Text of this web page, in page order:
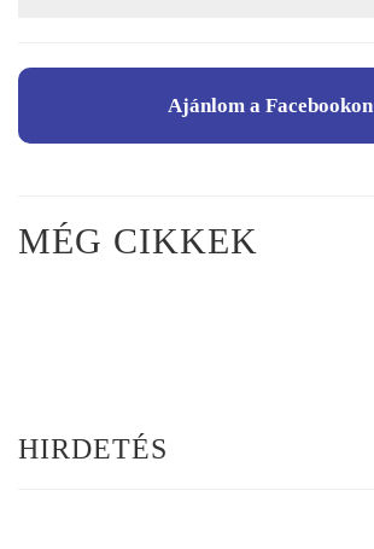
Ajánlom a Facebookon
MÉG CIKKEK
HIRDETÉS